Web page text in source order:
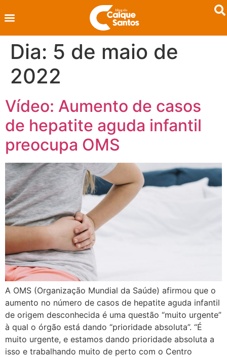
Dia: 5 de maio de
2022
Vídeo: Aumento de casos
de hepatite aguda infantil
preocupa OMS
A OMS (Organização Mundial da Saúde) afirmou que o
aumento no número de casos de hepatite aguda infantil
de origem desconhecida é uma questão “muito urgente”
à qual o órgão está dando “prioridade absoluta”. “É
muito urgente, e estamos dando prioridade absoluta a
isso e trabalhando muito de perto com o Centro